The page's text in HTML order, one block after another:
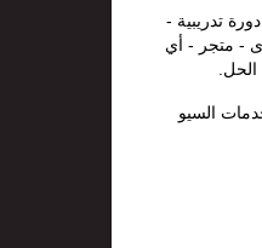
تدريبية -
- متجر - أي
السيو